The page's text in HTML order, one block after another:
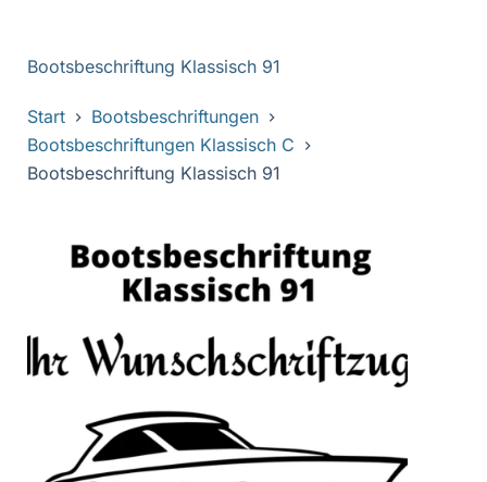
Bootsbeschriftung Klassisch 91
Start
Bootsbeschriftungen
Bootsbeschriftungen Klassisch C
Bootsbeschriftung Klassisch 91